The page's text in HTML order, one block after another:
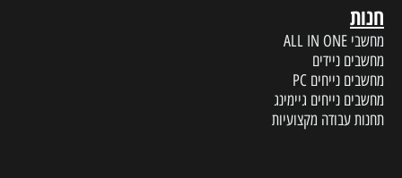
חנות
מחשבי ALL IN ONE
מחשבים ניידים
מחשבים נייחים PC
מחשבים נייחים גיימינג
תחנות עבודה מקצועיות